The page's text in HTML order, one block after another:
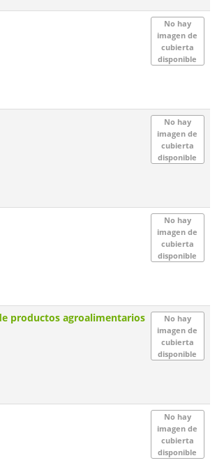
No hay
imagen de
cubierta
disponible
No hay
imagen de
cubierta
disponible
No hay
imagen de
cubierta
disponible
No hay
imagen de
cubierta
disponible
productos agroalimentarios
No hay
imagen de
cubierta
disponible